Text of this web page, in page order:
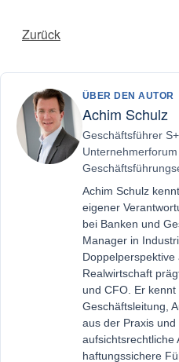
Zurück
ÜBER DEN AUTOR
Achim Schulz
Geschäftsführer
Achim Schulz
eigener
bei Banken und
Manager in
Realwirtschaft
und CFO. Er
Geschäftsleitung,
aus der Praxis
aufsichtsrechtliche
haftungssichere